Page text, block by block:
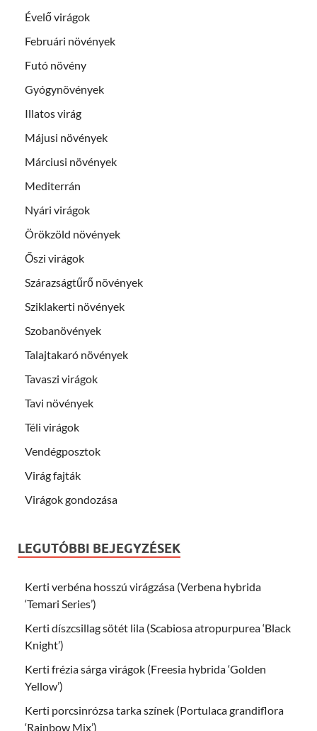
Évelő virágok
Februári növények
Futó növény
Gyógynövények
Illatos virág
Májusi növények
Márciusi növények
Mediterrán
Nyári virágok
Örökzöld növények
Őszi virágok
Szárazságtűrő növények
Sziklakerti növények
Szobanövények
Talajtakaró növények
Tavaszi virágok
Tavi növények
Téli virágok
Vendégposztok
Virág fajták
Virágok gondozása
LEGUTÓBBI BEJEGYZÉSEK
Kerti verbéna hosszú virágzása (Verbena hybrida
‘Temari Series’)
Kerti díszcsillag sötét lila (Scabiosa atropurpurea ‘Black
Knight’)
Kerti frézia sárga virágok (Freesia hybrida ‘Golden
Yellow’)
Kerti porcsinrózsa tarka színek (Portulaca grandiflora
‘Rainbow Mix’)